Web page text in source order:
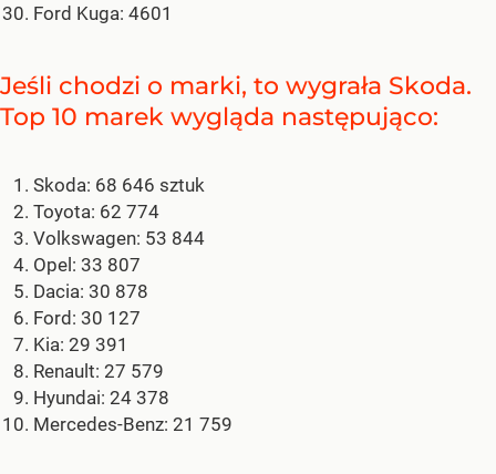
Ford Kuga: 4601
Jeśli chodzi o marki, to wygrała Skoda.
Top 10 marek wygląda następująco:
Skoda: 68 646 sztuk
Toyota: 62 774
Volkswagen: 53 844
Opel: 33 807
Dacia: 30 878
Ford: 30 127
Kia: 29 391
Renault: 27 579
Hyundai: 24 378
Mercedes-Benz: 21 759